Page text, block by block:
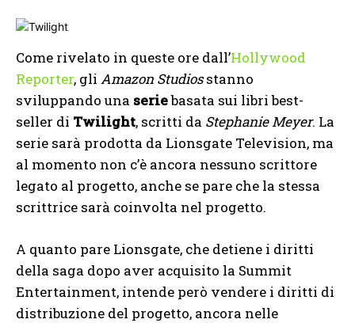
Come rivelato in queste ore dall’Hollywood
Reporter, gli Amazon Studiosstanno
sviluppando una seriebasata sui libri best-
seller di Twilight, scritti da Stephanie Meyer. La
serie sarà prodotta da Lionsgate Television, ma
al momento non c’è ancora nessuno scrittore
legato al progetto, anche se pare che la stessa
scrittrice sarà coinvolta nel progetto.
A quanto pare Lionsgate, che detiene i diritti
della saga dopo aver acquisito la Summit
Entertainment, intende però vendere i diritti di
distribuzione del progetto, ancora nelle